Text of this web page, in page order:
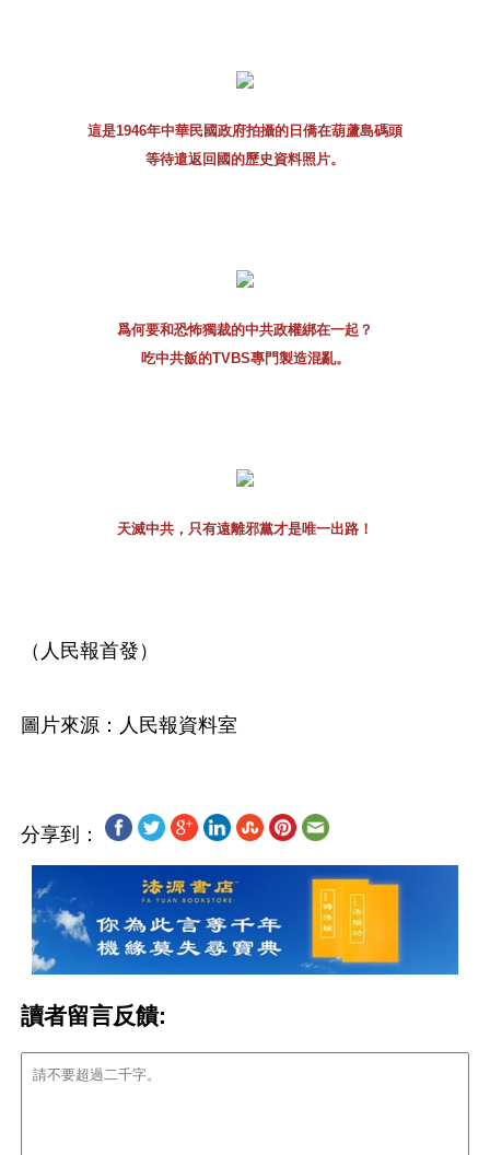
這是1946年中華民國政府拍攝的日僑在葫蘆島碼頭
等待遣返回國的歷史資料照片。
爲何要和恐怖獨裁的中共政權綁在一起？
吃中共飯的TVBS專門製造混亂。
天滅中共，只有遠離邪黨才是唯一出路！
（人民報首發）
分享到：
讀者留言反饋: